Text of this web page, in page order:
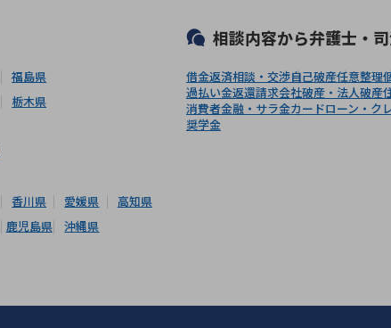
福島県
栃木県
香川県 愛媛県
高知県
鹿児島県 沖縄県
相談内容から弁護士・
借金返済相談・交渉自己破産任意整理
過払い金返還請求会社破産・法人破産
消費者金融・サラ金カードローン・ク
奨学金